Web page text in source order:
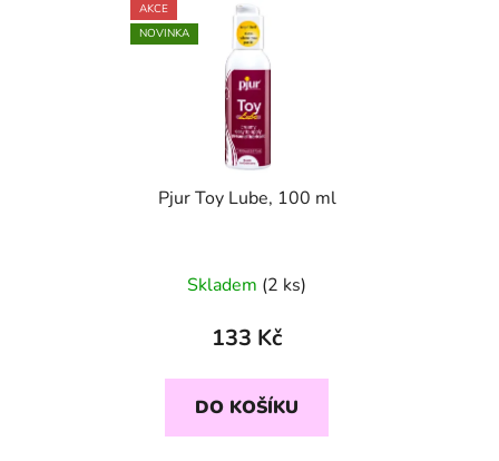
AKCE
NOVINKA
Pjur Toy Lube, 100 ml
Skladem (2 ks)
133 Kč
DO KOŠÍKU